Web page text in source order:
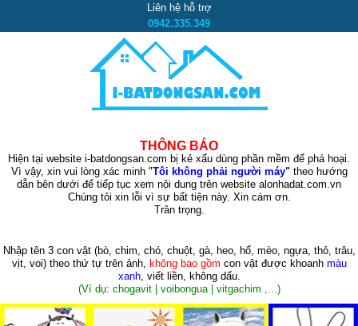
Liên hệ hỗ trợ
0942.335.349
THÔNG BÁO
Hiện tại website i-batdongsan.com bị kẻ xấu dùng phần mềm để phá hoại.
Vì vậy, xin vui lòng xác minh "Tôi không phải người máy"theo hướng
dẫn bên dưới để tiếp tục xem nội dung trên website alonhadat.com.vn
Chúng tôi xin lỗi vì sự bất tiện này. Xin cám ơn.
Trân trọng.
Nhập tên 3 con vật (bò, chim, chó, chuột, gà, heo, hổ, mèo, ngựa, thỏ, trâu,
vịt, voi)theo thứ tự trên ảnh, không bao gồm con vật được khoanh màu
xanh, viết liền, không dấu.
(Ví dụ: chogavit | voibongua | vitgachim ,...)